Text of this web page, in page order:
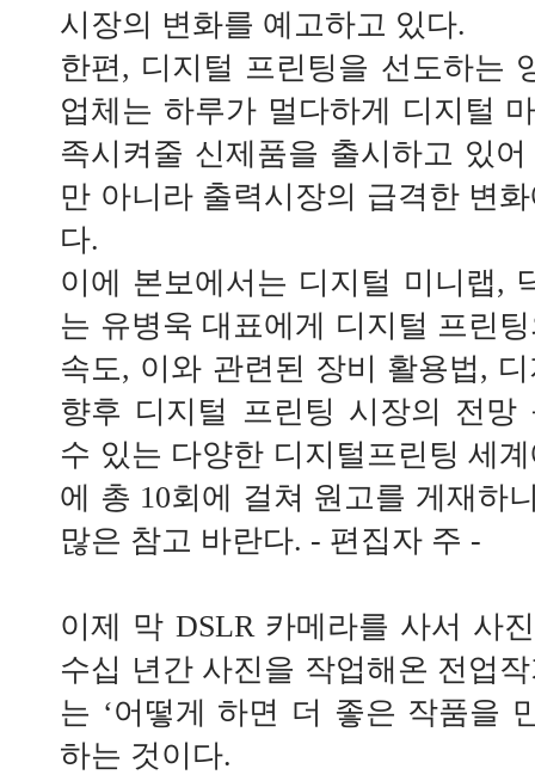
시장의 변화를 예고하고 있다.
한편, 디지털 프린팅을 선도하는
업체는 하루가 멀다하게 디지털
족시켜줄 신제품을 출시하고 있
만 아니라 출력시장의 급격한 변
다.
이에 본보에서는 디지털 미니랩,
는 유병욱 대표에게 디지털 프린
속도, 이와 관련된 장비 활용법,
향후 디지털 프린팅 시장의 전망
수 있는 다양한 디지털프린팅 세
에 총 10회에 걸쳐 원고를 게재하
많은 참고 바란다. - 편집자 주 -
이제 막 DSLR 카메라를 사서 사
수십 년간 사진을 작업해온 전업
는 ‘어떻게 하면 더 좋은 작품을
하는 것이다.